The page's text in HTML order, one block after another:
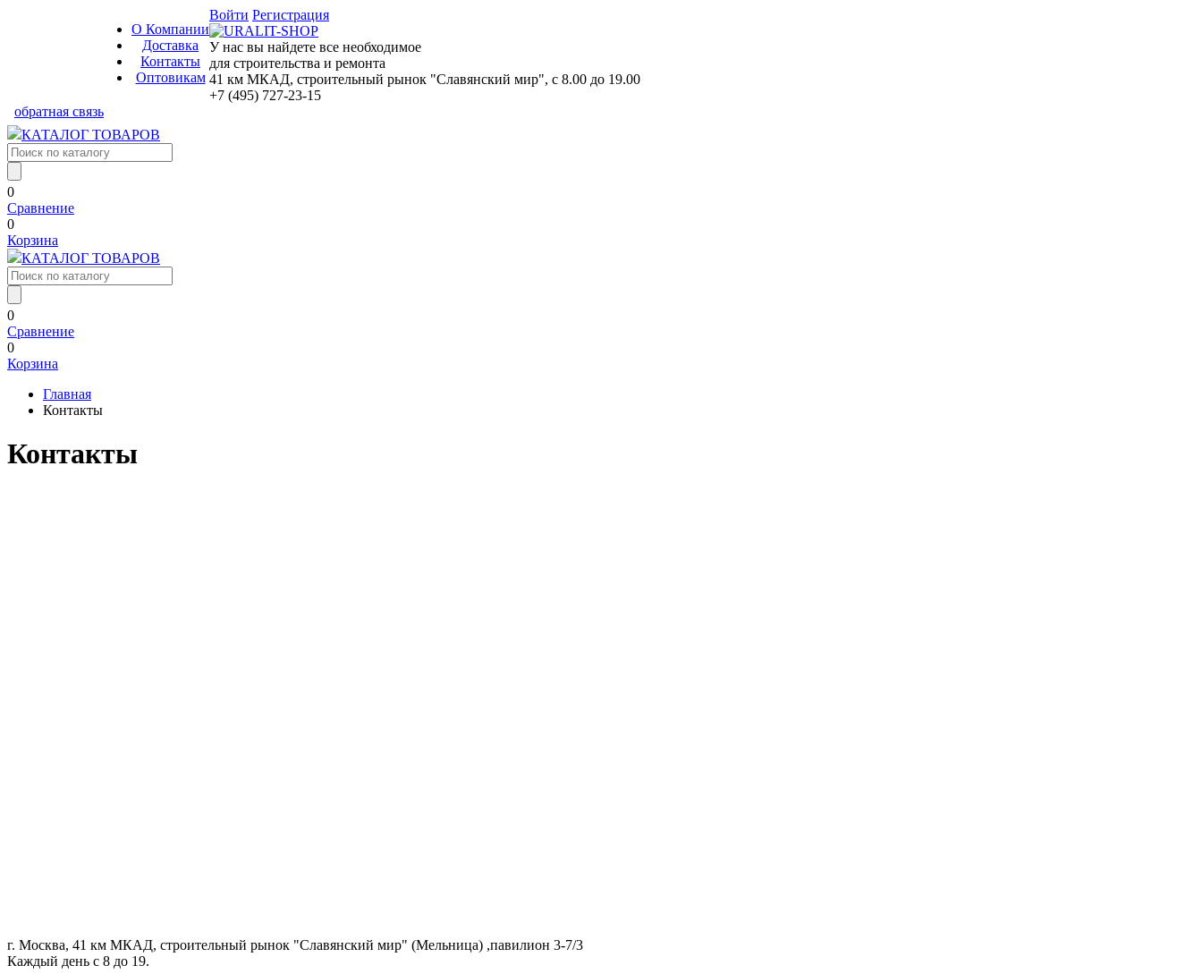
О Компании
Доставка
Контакты
Оптовикам
Войти Регистрация
У нас вы найдете все необходимое
для строительства и ремонта
41 км МКАД, строительный рынок "Славянский мир", с 8.00 до 19.00
+7 (495) 727-23-15
обратная связь
КАТАЛОГ ТОВАРОВ
0
Сравнение
0
Корзина
КАТАЛОГ ТОВАРОВ
0
Сравнение
0
Корзина
Главная
Контакты
Контакты
г. Москва, 41 км МКАД, строительный рынок "Славянский мир" (Мельница) ,павилион 3-7/3
Каждый день с 8 до 19.